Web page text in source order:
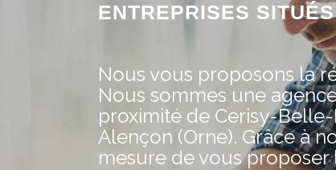
ENTREPRISES
Nous vous proposons la
Nous sommes une
proximité de Cerisy-
Alençon (Orne). Grâce à
mesure de vous